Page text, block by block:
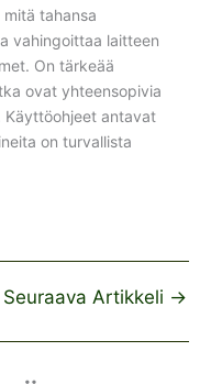
tahansa
vahingoittaa laitteen
On tärkeää
ovat yhteensopivia
Käyttöohjeet antavat
on turvallista
Seuraava Artikkeli →